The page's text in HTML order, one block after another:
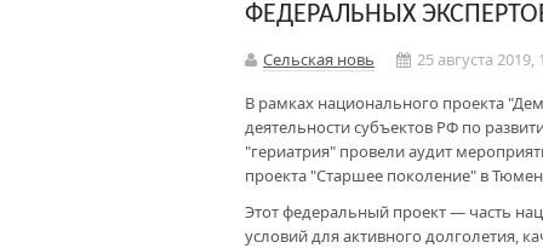
ФЕДЕРАЛЬНЫХ
Сельская новь
25 августа 2019,
В рамках национального проекта
деятельности субъектов РФ по
"гериатрия" провели аудит
проекта "Старшее поколение" в
Этот федеральный проект — часть
условий для активного долголетия,